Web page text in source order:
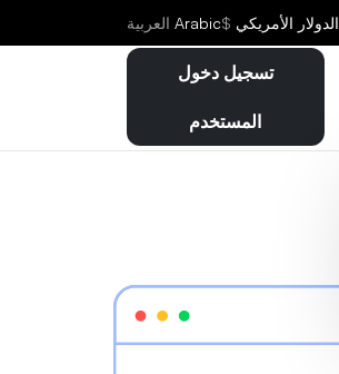
الدولار الأمريكي $
Arabic العربية
تسجيل دخول
المستخدم